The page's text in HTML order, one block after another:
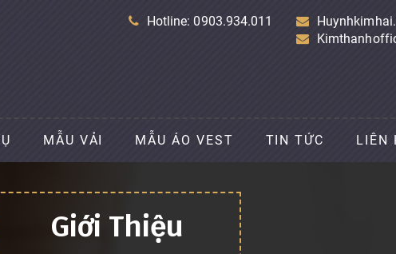
Hotline: 0903.934.011
MẪU VẢI MẪU ÁO VEST TIN TỨC LIÊN
Giới Thiệu